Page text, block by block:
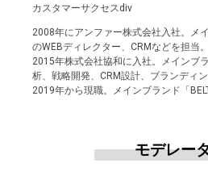
カスタマーサクセスdiv
2008年にアンファー株式会社入社。メ
のWEBディレクター、CRMなどを担当。
2015年株式会社協和に入社。メインブ
析、戦略開発、CRM設計、ブランディン
2019年から現職。メインブランド「
モデレー